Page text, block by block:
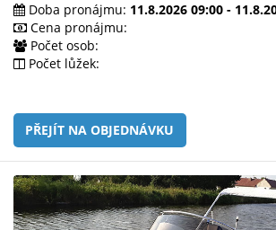
Doba pronájmu: 11.8.2026 09:00 -
Cena pronájmu:
Počet osob:
Počet lůžek:
PŘEJÍT NA OBJEDNÁVKU